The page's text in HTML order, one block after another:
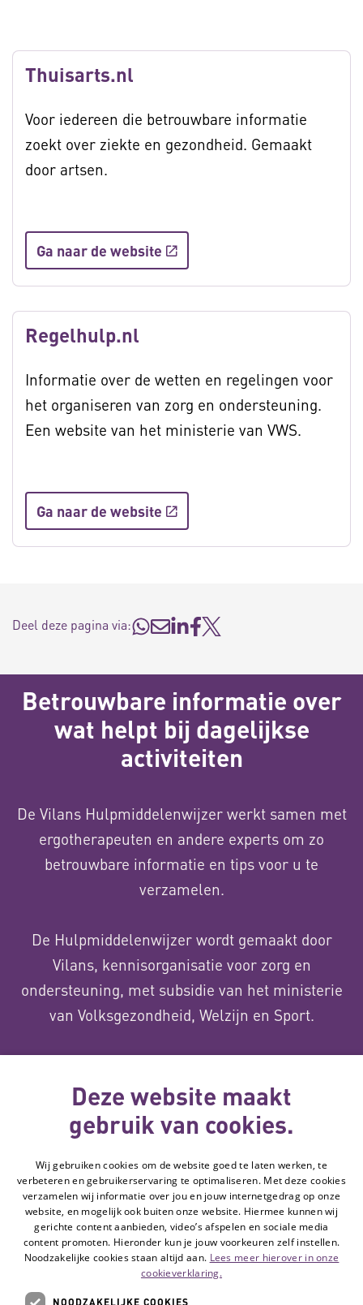
Thuisarts.nl
Voor iedereen die betrouwbare informatie
zoekt over ziekte en gezondheid. Gemaakt
door artsen.
Ga naar de website
Regelhulp.nl
Informatie over de wetten en regelingen voor
het organiseren van zorg en ondersteuning.
Een website van het ministerie van VWS.
Ga naar de website
Deel deze pagina via:
Betrouwbare informatie over
wat helpt bij dagelijkse
activiteiten
De Vilans Hulpmiddelenwijzer werkt samen met
ergotherapeuten en andere experts om zo
betrouwbare informatie en tips voor u te
verzamelen.
De Hulpmiddelenwijzer wordt gemaakt door
Vilans, kennisorganisatie voor zorg en
ondersteuning, met subsidie van het ministerie
van Volksgezondheid, Welzijn en Sport.
Over ons
wordt gemaakt
met subsidie
van
Volg de Hulpmiddelenwijzer: Ga naar de
Deze website maakt
gebruik van cookies.
Wij gebruiken cookies om de website goed te laten werken, te
verbeteren en gebruikerservaring te optimaliseren. Met deze cookies
verzamelen wij informatie over jou en jouw internetgedrag op onze
website, en mogelijk ook buiten onze website. Hiermee kunnen wij
gerichte content aanbieden, video’s afspelen en sociale media
content promoten. Hieronder kun je jouw voorkeuren zelf instellen.
Noodzakelijke cookies staan altijd aan. Lees meer hierover in onze
cookieverklaring.
NOODZAKELIJKE COOKIES